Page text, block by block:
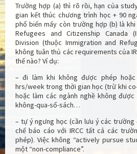
Trường hợp (a) thì rõ rồi, hạn của
gian kết thúc chương trình học + 90
phổ biến mấy còn trường hợp (b) là
Refugees and Citizenship Canada
Division (thuộc Immigration and
không tuân thủ các requirements của
thế nào? Ví dụ:
– đi làm khi không được phép hoặc
hrs/week trong thời gian học (trừ khi
hoặc làm các ngành nghề không
không-qua-sổ-sách…
– tự ý ngưng học (cần lưu ý các
chế báo cáo với IRCC tất cả các
phép). Việc không “actively pursue
một “non-compliance”.